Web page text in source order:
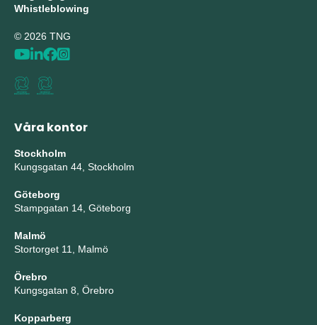
Whistleblowing
© 2026 TNG
Våra kontor
Stockholm
Kungsgatan 44, Stockholm
Göteborg
Stampgatan 14, Göteborg
Malmö
Stortorget 11, Malmö
Örebro
Kungsgatan 8, Örebro
Kopparberg